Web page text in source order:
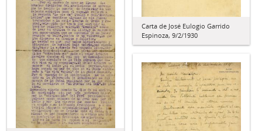
Carta de José Eulogio Garrido
Espinoza, 9/2/1930